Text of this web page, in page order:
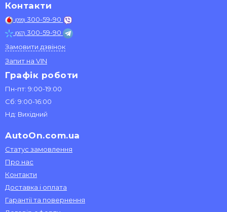
Контакти
(099) 300-59-90
(067) 300-59-90
Замовити дзвінок
Запит на VIN
Графік роботи
Пн-пт: 9:00-19:00
Сб: 9:00-16:00
Нд: Вихідний
AutoOn.com.ua
Статус замовлення
Про нас
Контакти
Доставка і оплата
Гарантії та повернення